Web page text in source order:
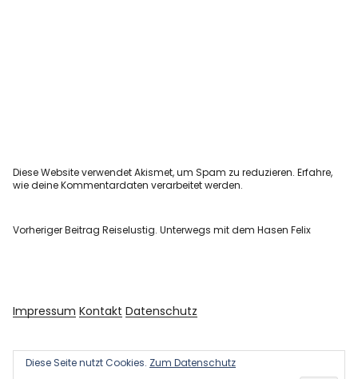
Diese Website verwendet Akismet, um Spam zu reduzieren.Erfahre,
wie deine Kommentardaten verarbeitet werden.
Vorheriger Beitrag Reiselustig. Unterwegs mit dem Hasen Felix
Impressum Kontakt Datenschutz
Diese Seite nutzt Cookies. Zum Datenschutz